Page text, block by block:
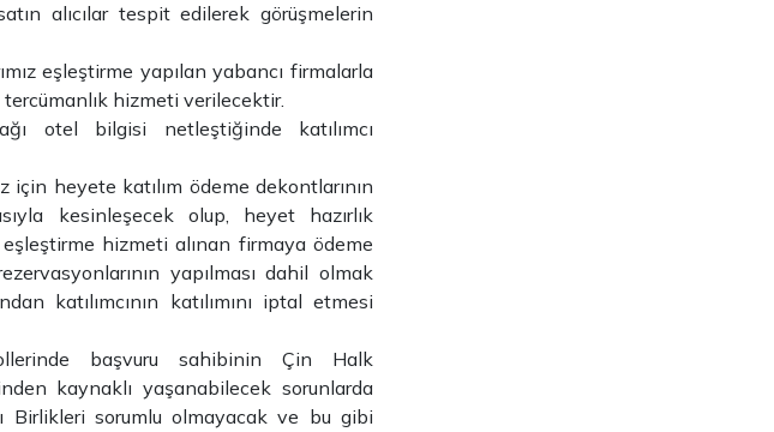
alıcılar tespit edilerek görüşmelerin
eşleştirme yapılan yabancı firmalarla
hizmeti verilecektir.
otel bilgisi netleştiğinde katılımcı
için heyete katılım ödeme dekontlarının
kesinleşecek olup, heyet hazırlık
eşleştirme hizmeti alınan firmaya ödeme
yapılması dahil olmak
katılımcının katılımını iptal etmesi
başvuru sahibinin Çin Halk
kaynaklı yaşanabilecek sorunlarda
Birlikleri sorumlu olmayacak ve bu gibi